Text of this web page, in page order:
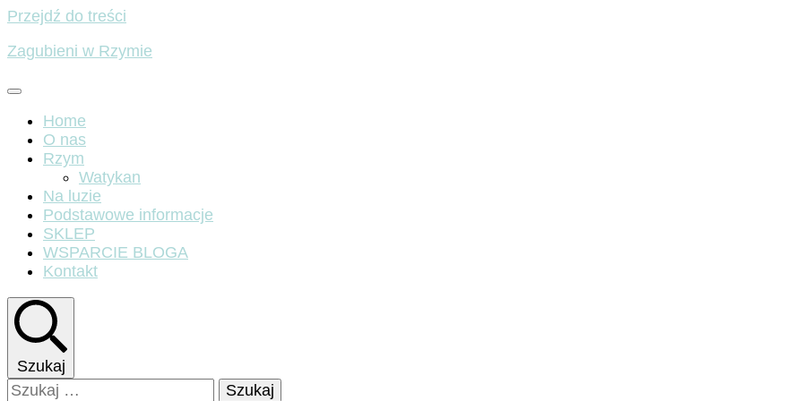
Przejdź do treści
Zagubieni w Rzymie
Home
O nas
Rzym
Watykan
Na luzie
Podstawowe informacje
SKLEP
WSPARCIE BLOGA
Kontakt
Szukaj
Szukaj: